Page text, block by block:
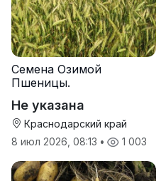
Семена Озимой
Пшеницы.
Не указана
Краснодарский край
8 июл 2026, 08:13 • 1 003